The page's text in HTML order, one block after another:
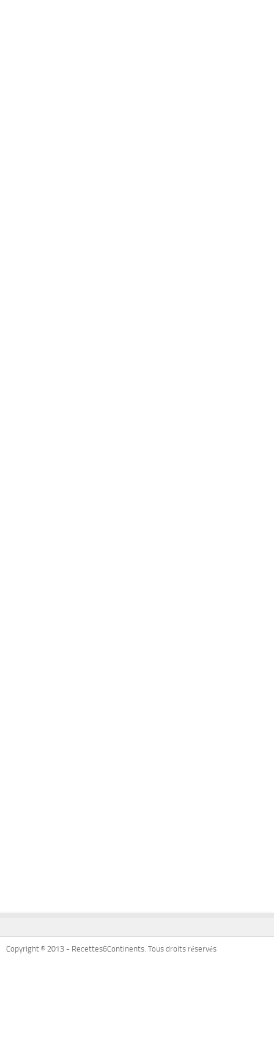
Copyright © 2013 - Recettes6Continents. Tous droits réservés